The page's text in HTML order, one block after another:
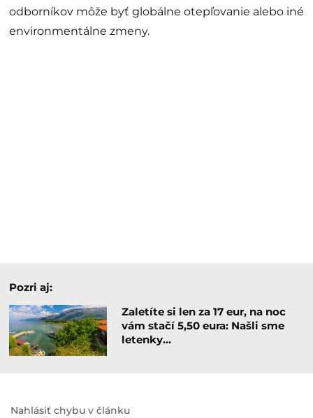
odborníkov môže byť globálne otepľovanie alebo iné
environmentálne zmeny.
Pozri aj:
Zaletíte si len za 17 eur, na noc
vám stačí 5,50 eura: Našli sme
letenky…
Nahlásiť chybu v článku